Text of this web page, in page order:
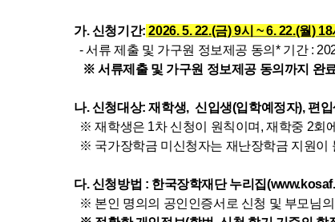
가. 신청기간: 2026. 5. 22.(금) 9시 ~ 6. 22.(월) 18
- 서류 제출 및 가구원 정보제공 동의* 기간 :
※ 서류제출 및 가구원 정보제공 동의까지 완
나. 신청대상: 재학생, 신입생(입학예정자), 편
※ 재학생은 1차 신청이 원칙이며, 재학중 2회
※ 국가장학금 미신청자는 재난장학금 지원이
다. 신청방법 : 한국장학재단 누리집
※ 본인 명의의 공인인증서로 신청 및 부모님